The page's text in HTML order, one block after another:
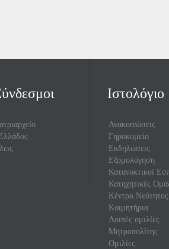
Ιστολόγιο
Ανακοινώσεις
Γηροκομείο
Εκδηλώσεις
Εξομολόγηση
Κατανυκτικοί
Κατηχητικές
Κέντρο Νεότητος
Κοιμητήρια
Λοιπές ομιλίες
Μητροπολίτης
Ομιλίες